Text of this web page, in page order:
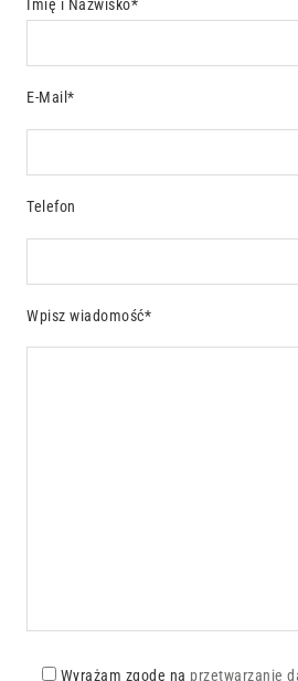
Imię i Nazwisko*
E-Mail*
Telefon
Wpisz wiadomość*
Wyrażam zgodę na przetwarzanie